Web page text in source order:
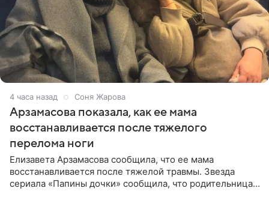
4 часа назад Соня Жарова
Арзамасова показала, как ее мама
восстанавливается после тяжелого
перелома ноги
Елизавета Арзамасова сообщила, что ее мама
восстанавливается после тяжелой травмы. Звезда
сериала «Папины дочки» сообщила, что родительница